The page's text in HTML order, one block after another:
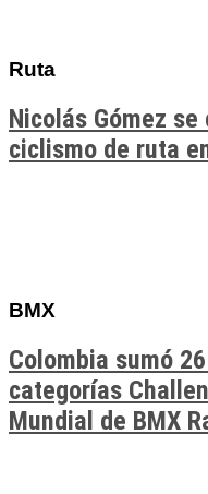
Ruta
Nicolás Gómez se
ciclismo de ruta
BMX
Colombia sumó
categorías
Mundial de BMX